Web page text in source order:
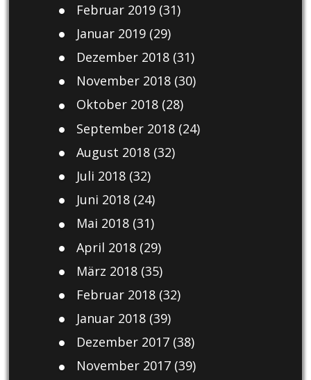
Februar 2019(31)
Januar 2019(29)
Dezember 2018(31)
November 2018(30)
Oktober 2018(28)
September 2018(24)
August 2018(32)
Juli 2018(32)
Juni 2018(24)
Mai 2018(31)
April 2018(29)
März 2018(35)
Februar 2018(32)
Januar 2018(39)
Dezember 2017(38)
November 2017(39)